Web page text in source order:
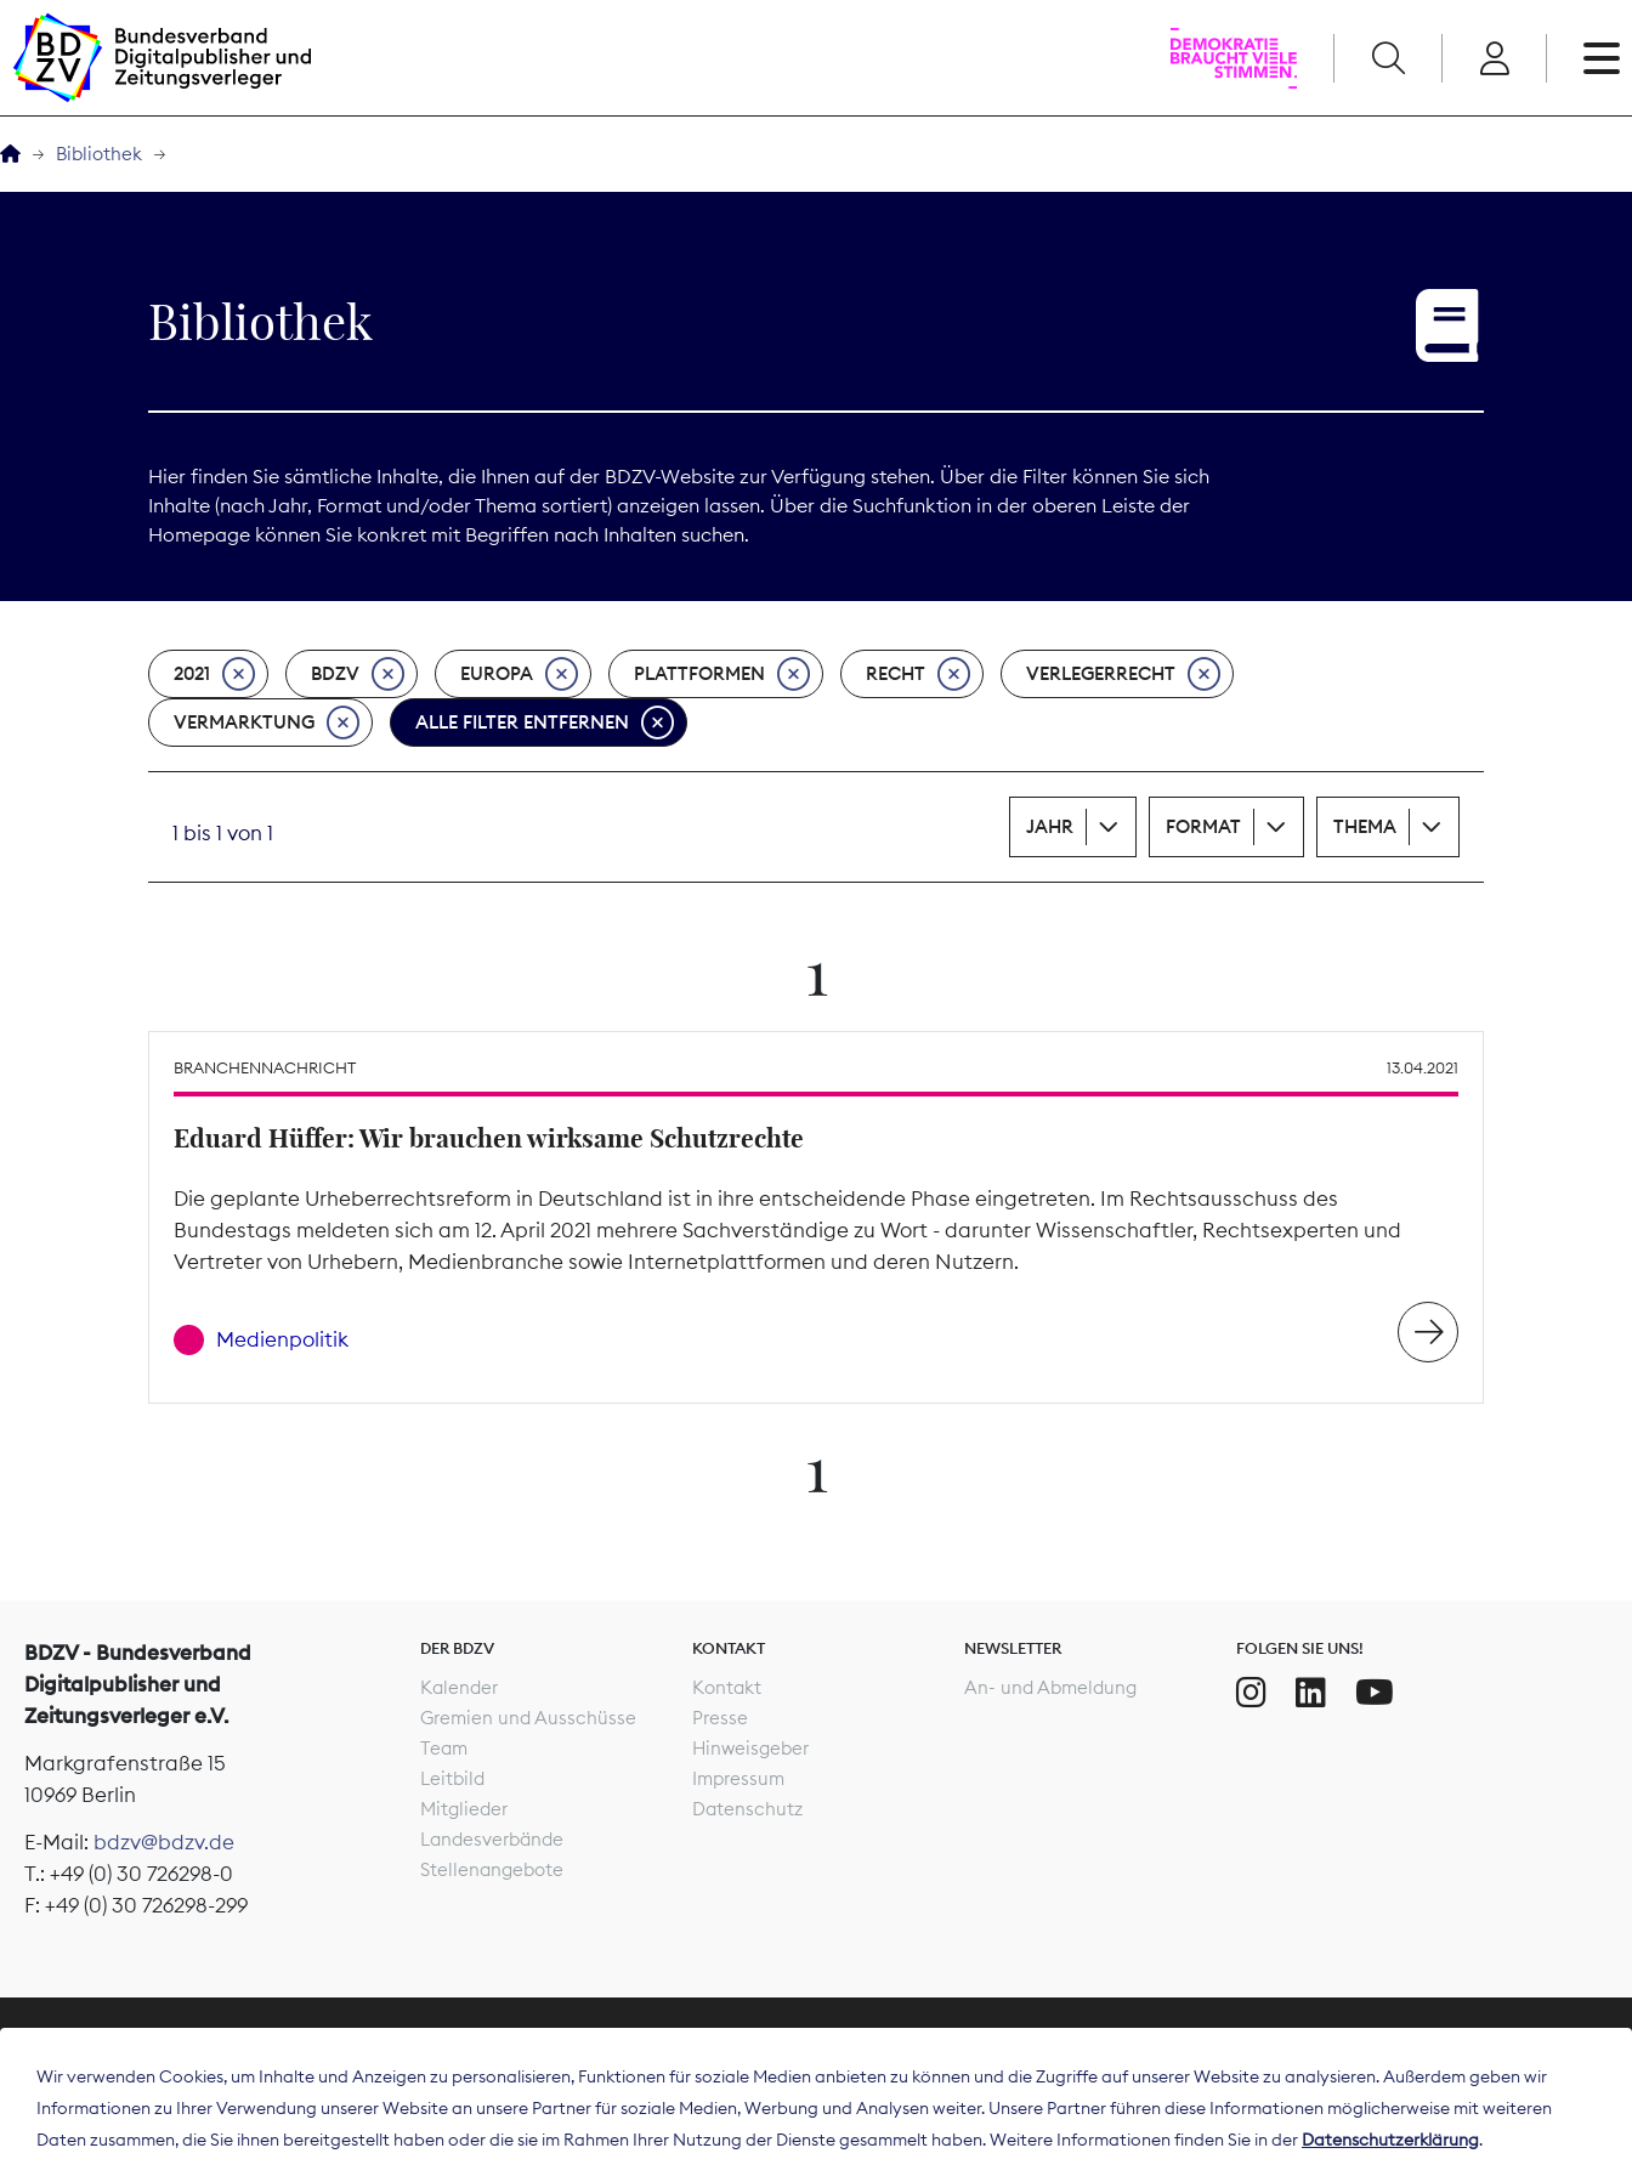
BDZVplus GmbH
Service
Print
Bibliothek
Bibliothek
Hier finden Sie sämtliche Inhalte, die Ihnen auf der BDZV-Website zur Verfügung stehen. Über die Filter können Sie sich
Inhalte (nach Jahr, Format und/oder Thema sortiert) anzeigen lassen. Über die Suchfunktion in der oberen Leiste der
Homepage können Sie konkret mit Begriffen nach Inhalten suchen.
2021 BDZV EUROPA PLATTFORMEN RECHT VERLEGERRECHT
VERMARKTUNG ALLE FILTER ENTFERNEN
1 bis 1 von 1 JAHR FORMAT THEMA
1
BRANCHENNACHRICHT 13.04.2021
Eduard Hüffer: Wir brauchen wirksame Schutzrechte
Die geplante Urheberrechtsreform in Deutschland ist in ihre entscheidende Phase eingetreten. Im Rechtsausschuss des
Bundestags meldeten sich am 12. April 2021 mehrere Sachverständige zu Wort - darunter Wissenschaftler, Rechtsexperten und
Vertreter von Urhebern, Medienbranche sowie Internetplattformen und deren Nutzern.
Medienpolitik
1
BDZV - Bundesverband
Digitalpublisher und
Zeitungsverleger e.V.
Markgrafenstraße 15
10969 Berlin
E-Mail: bdzv@bdzv.de
T.: +49 (0) 30 726298-0
F: +49 (0) 30 726298-299
DER BDZV
Kalender
Gremien und Ausschüsse
Team
Leitbild
Mitglieder
Landesverbände
Stellenangebote
KONTAKT
Kontakt
Presse
Hinweisgeber
Impressum
Datenschutz
NEWSLETTER
An- und Abmeldung
FOLGEN SIE UNS!
Der Bundesverband Digitalpublisher und Zeitungsverleger (BDZV) vertritt als
Spitzenorganisation die Interessen der Zeitungsverlage und digitalen Publisher in
Deutschland und auf EU-Ebene.
Wir verwenden Cookies, um Inhalte und Anzeigen zu personalisieren, Funktionen für soziale Medien anbieten zu können und die Zugriffe auf unserer Website zu analysieren. Außerdem geben wir
Informationen zu Ihrer Verwendung unserer Website an unsere Partner für soziale Medien, Werbung und Analysen weiter. Unsere Partner führen diese Informationen möglicherweise mit weiteren
Daten zusammen, die Sie ihnen bereitgestellt haben oder die sie im Rahmen Ihrer Nutzung der Dienste gesammelt haben. Weitere Informationen finden Sie in der Datenschutzerklärung.